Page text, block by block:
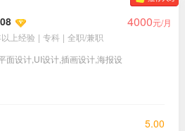
4000元/月
上经验 | 专科 | 全职/兼职
面设计,UI设计,插画设计,海报设
5.00